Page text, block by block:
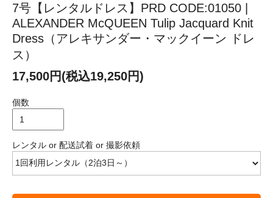
7号【レンタルドレス】PRD CODE:01050 |
ALEXANDER McQUEEN Tulip Jacquard Knit
Dress（アレキサンダー・マックイーン ドレ
ス）
17,500円(税込19,250円)
個数
レンタル or 配送試着 or 撮影依頼